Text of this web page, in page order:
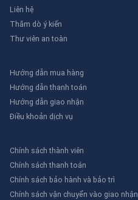
Liên hệ
Thăm dò ý kiến
Thư viên an toàn
Hướng dẫn mua hàng
Hướng dẫn thanh toán
Hướng dẫn giao nhận
Điều khoản dịch vụ
Chính sách thành viên
Chính sách thanh toán
Chính sách bảo hành và bảo trì
Chính sách vận chuyển vào giao nhận